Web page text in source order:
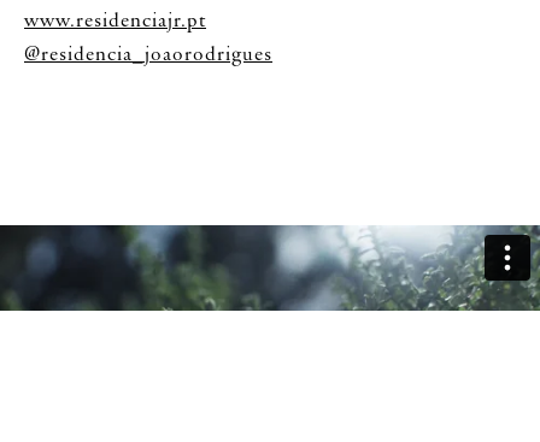
www.residenciajr.pt
@residencia_joaorodrigues